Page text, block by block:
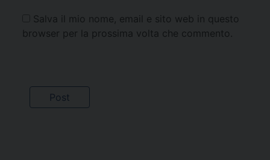
Salva il mio nome, email e sito web in questo
browser per la prossima volta che commento.